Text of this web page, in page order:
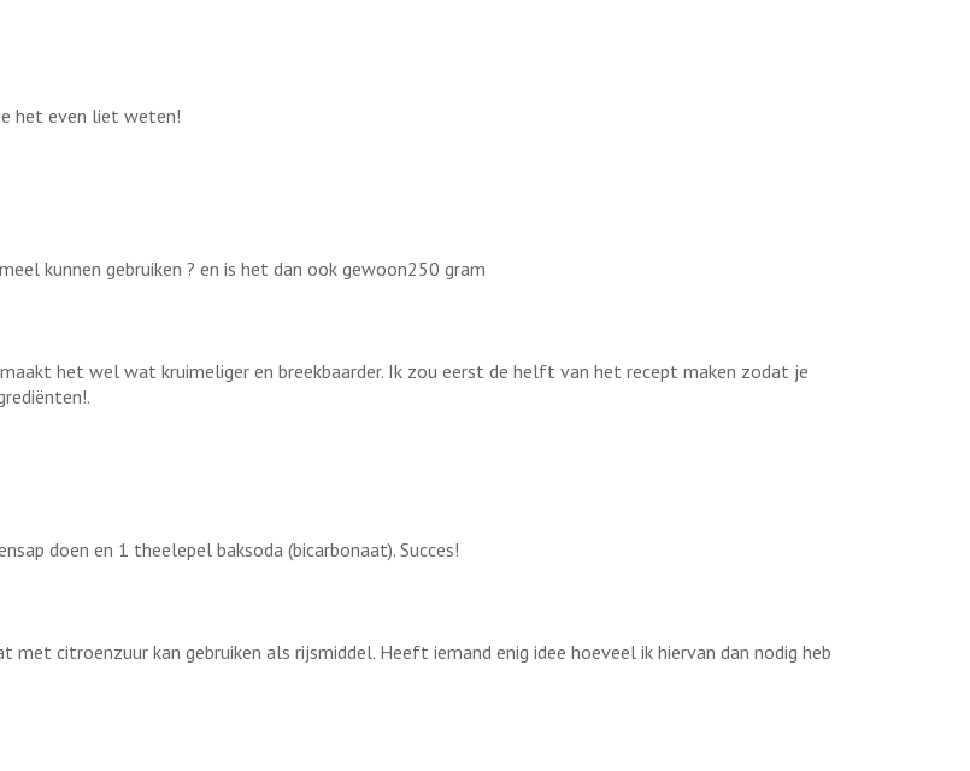
het even liet weten!
kunnen gebruiken ? en is het dan ook gewoon250 gram
het wel wat kruimeliger en breekbaarder. Ik zou eerst de helft van het recept maken zodat je
doen en 1 theelepel baksoda (bicarbonaat). Succes!
met citroenzuur kan gebruiken als rijsmiddel. Heeft iemand enig idee hoeveel ik hiervan dan nodig heb